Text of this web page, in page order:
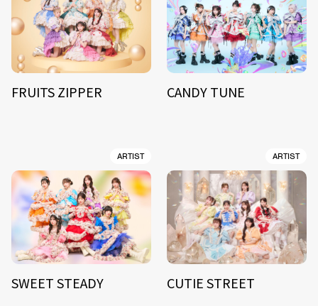
FRUITS ZIPPER CANDY TUNE
ARTIST
SWEET STEADY
ARTIST
CUTIE STREET